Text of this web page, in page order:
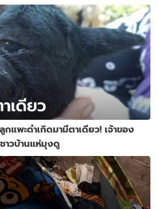
แพะดำเกิดมามีตาเดียว! เจ้าของ
าวบ้านแห่มุงดู